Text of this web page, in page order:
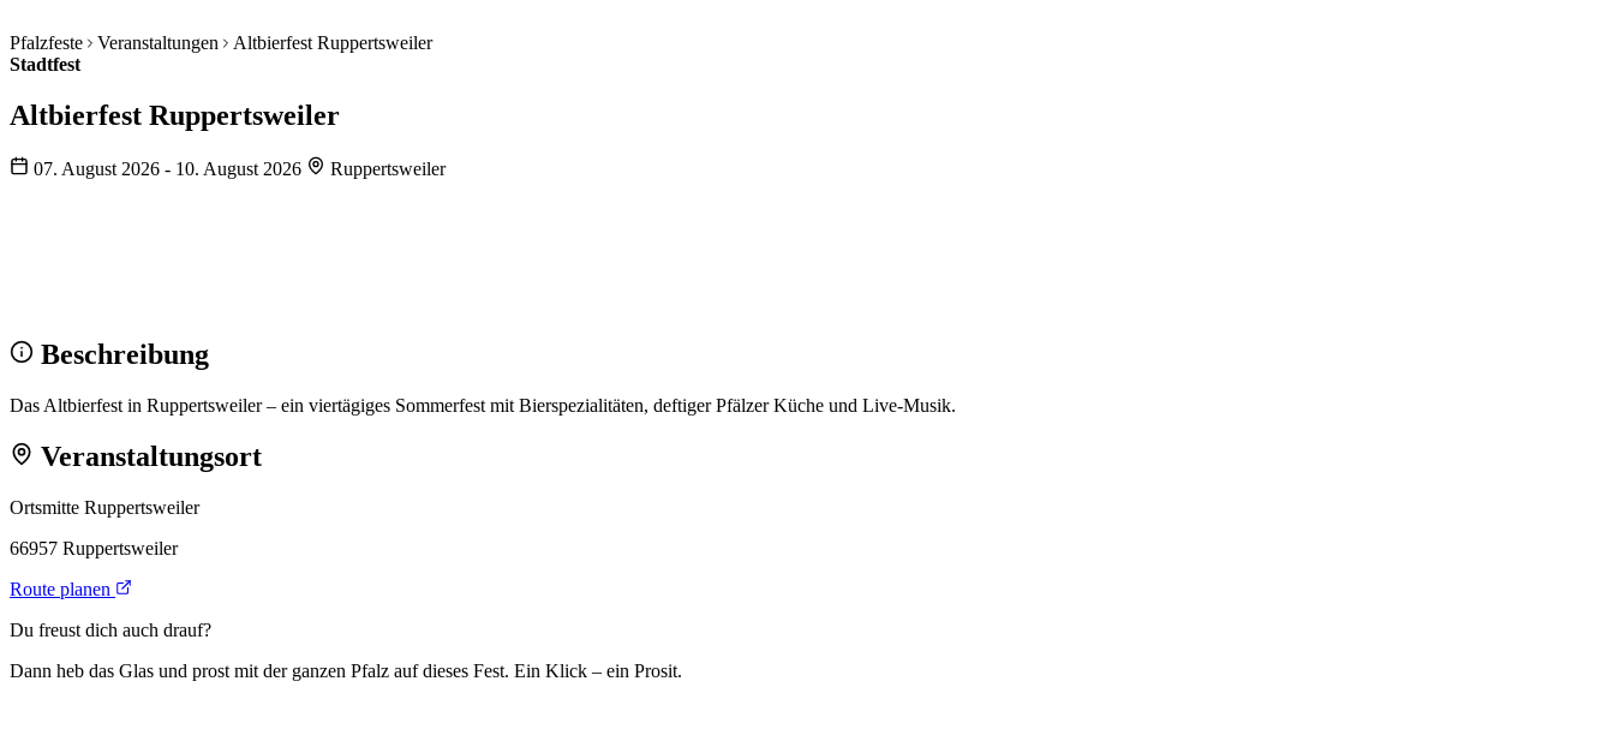
Pfalzfeste Veranstaltungen
Altbierfest Ruppertsweiler
Stadtfest
Altbierfest Ruppertsweiler
07. August 2026 - 10. August 2026 Ruppertsweiler
Beschreibung
Das Altbierfest in Ruppertsweiler – ein viertägiges Sommerfest mit Bierspezialitäten, deftiger Pfälzer Küche und Live-Musik.
Veranstaltungsort
Ortsmitte Ruppertsweiler
66957 Ruppertsweiler
Route planen
Du freust dich auch drauf?
Dann heb das Glas und prost mit der ganzen Pfalz auf dieses Fest. Ein Klick – ein Prosit.